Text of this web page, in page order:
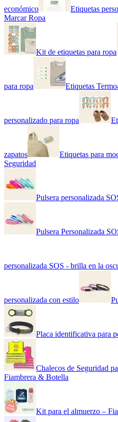
económico
Etiquetas
Marcar Ropa
Kit de etiquetas para ropa
para ropa Etiquetas
personalizado para ropa
zapatos
Etiquetas para
Seguridad
Pulsera personalizada
Pulsera Personalizada
personalizada SOS - brilla en la
personalizada con estilo
Placa identificativa para
Chalecos de Seguridad
Fiambrera & Botella
Kit para el almuerzo –